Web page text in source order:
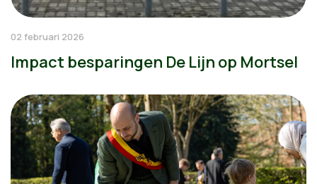
02 februari 2026
Impact besparingen De Lijn op Mortsel